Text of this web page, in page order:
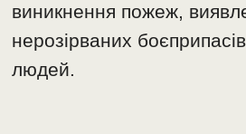
виникнення пожеж,
нерозірваних
людей.